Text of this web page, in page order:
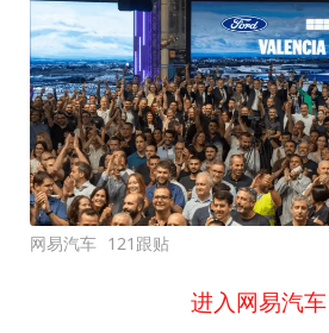
网易汽车 121跟贴
进入网易汽车